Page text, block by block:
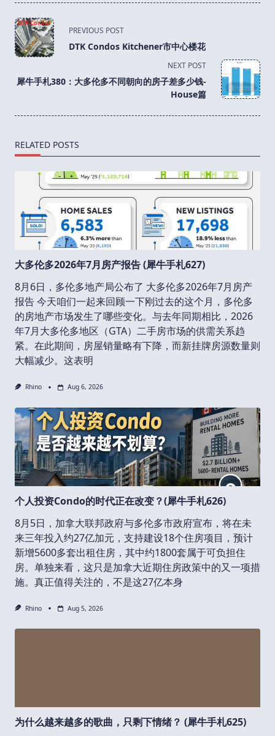
<span
class="nav-
subtitle
reader-
PREVIOUS POST
DTK Condos Kitchener市中心楼花
NEXT POST
犀牛手札380：大多伦多不同朝向的房子差多少钱-
House篇
RELATED POSTS
大多伦多2026年7月房产报告 (犀牛手札627)
8月6日，多伦多地产局公布了 大多伦多2026年7月房产
报告 今天咱们一起来回顾一下刚过去的这个月，多伦多
的房地产市场发生了哪些变化。与去年同期相比，2026
年7月大多伦多地区（GTA）二手房市场的供需关系趋
紧。在此期间，房屋销量略有下降，而新挂牌房源数量则
大幅减少。这表明
Rhino Aug 6, 2026
个人投资Condo的时代正在改变？(犀牛手札626)
8月5日，加拿大联邦政府与多伦多市政府宣布，将在未
来三年投入约27亿加元，支持建设18个住房项目，预计
新增5600多套出租住房，其中约1800套属于可负担住
房。单独来看，这只是加拿大近期住房政策中的又一项措
施。真正值得关注的，不是这27亿本身
Rhino Aug 5, 2026
为什么越来越多的歌曲，只剩下情绪？ (犀牛手札625)